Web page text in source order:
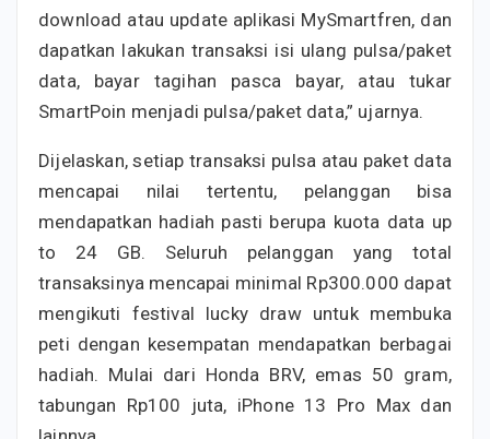
download atau update aplikasi MySmartfren, dan
dapatkan lakukan transaksi isi ulang pulsa/paket
data, bayar tagihan pasca bayar, atau tukar
SmartPoin menjadi pulsa/paket data,” ujarnya.
Dijelaskan, setiap transaksi pulsa atau paket data
mencapai nilai tertentu, pelanggan bisa
mendapatkan hadiah pasti berupa kuota data up
to 24 GB. Seluruh pelanggan yang total
transaksinya mencapai minimal Rp300.000 dapat
mengikuti festival lucky draw untuk membuka
peti dengan kesempatan mendapatkan berbagai
hadiah. Mulai dari Honda BRV, emas 50 gram,
tabungan Rp100 juta, iPhone 13 Pro Max dan